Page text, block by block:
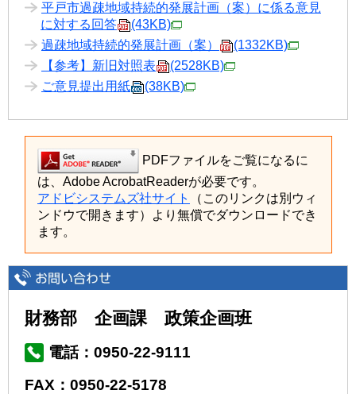
平戸市過疎地域持続的発展計画（案）に係る意見
に対する回答
(43KB)
過疎地域持続的発展計画（案）
(1332KB)
【参考】新旧対照表
(2528KB)
ご意見提出用紙
(38KB)
PDFファイルをご覧になるに
は、Adobe AcrobatReaderが必要です。
アドビシステムズ社サイト
（このリンクは別ウィ
ンドウで開きます）より無償でダウンロードでき
ます。
財務部 企画課 政策企画班
電話：0950-22-9111
FAX：0950-22-5178